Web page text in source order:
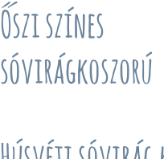
Őszi színes
sóvirágkoszorú